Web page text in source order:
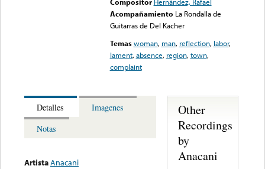
Acompañamiento La Rondalla de
Guitarras de Del Kacher
Temas woman, man, reflection, labor,
lament,absence, region,town,
complaint
Detalles
Imagenes
Notas
ArtistaAnacani
Other
Recordings
by
Anacani